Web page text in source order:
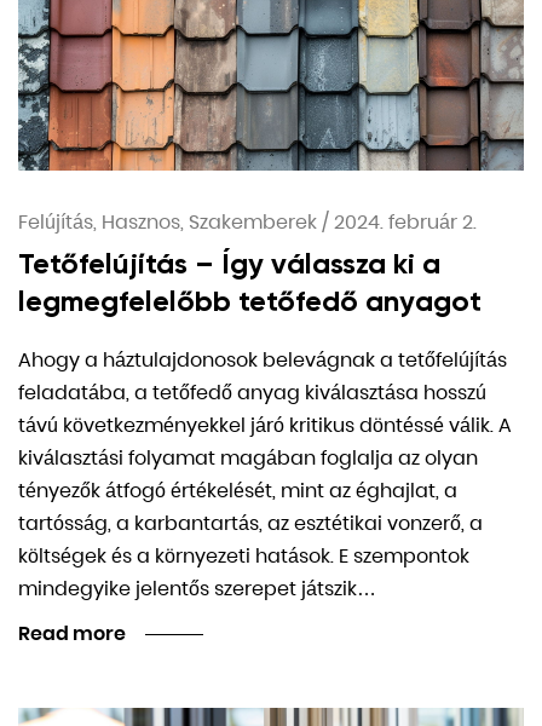
Felújítás, Hasznos, Szakemberek/2024. február 2.
Tetőfelújítás – Így válassza ki a
legmegfelelőbb tetőfedő anyagot
Ahogy a háztulajdonosok belevágnak a tetőfelújítás
feladatába, a tetőfedő anyag kiválasztása hosszú
távú következményekkel járó kritikus döntéssé válik. A
kiválasztási folyamat magában foglalja az olyan
tényezők átfogó értékelését, mint az éghajlat, a
tartósság, a karbantartás, az esztétikai vonzerő, a
költségek és a környezeti hatások. E szempontok
mindegyike jelentős szerepet játszik…
Read more